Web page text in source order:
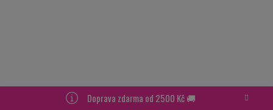
Doprava zdarma od 2500 Kč 🚚